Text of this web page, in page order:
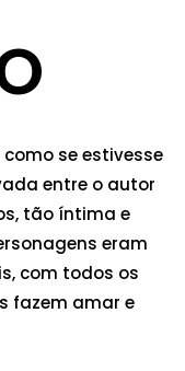
se estivesse
entre o autor
tão íntima e
eram
com todos os
fazem amar e